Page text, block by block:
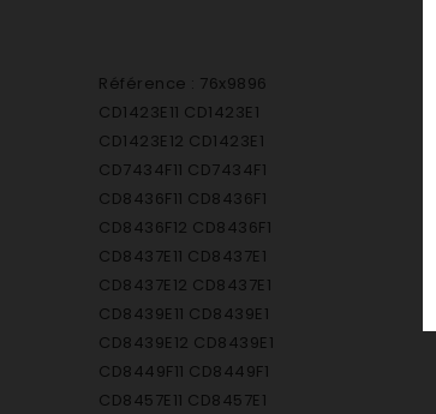
Référence : 76x9896
CD1423E11 CD1423E1
CD1423E12 CD1423E1
CD7434F11 CD7434F1
CD8436F11 CD8436F1
CD8436F12 CD8436F1
CD8437E11 CD8437E1
CD8437E12 CD8437E1
CD8439E11 CD8439E1
CD8439E12 CD8439E1
CD8449F11 CD8449F1
CD8457E11 CD8457E1